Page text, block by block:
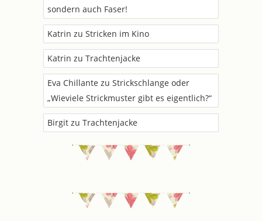
sondern auch Faser!
Katrin zu Stricken im Kino
Katrin zu Trachtenjacke
Eva Chillante zu Strickschlange oder
„Wieviele Strickmuster gibt es eigentlich?“
Birgit zu Trachtenjacke